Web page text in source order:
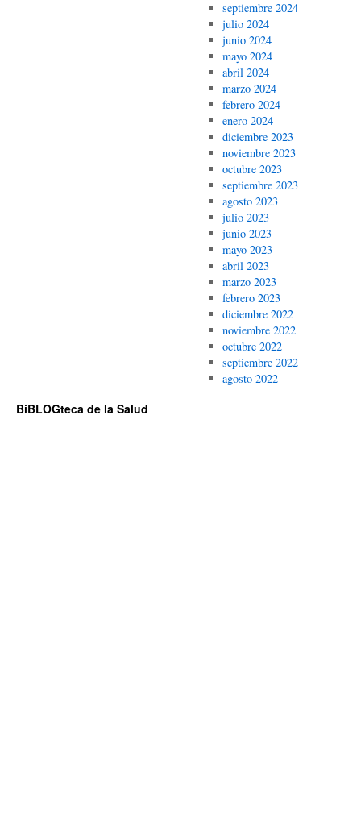
septiembre 2024
julio 2024
junio 2024
mayo 2024
abril 2024
marzo 2024
febrero 2024
enero 2024
diciembre 2023
noviembre 2023
octubre 2023
septiembre 2023
agosto 2023
julio 2023
junio 2023
mayo 2023
abril 2023
marzo 2023
febrero 2023
diciembre 2022
noviembre 2022
octubre 2022
septiembre 2022
agosto 2022
BiBLOGteca de la Salud